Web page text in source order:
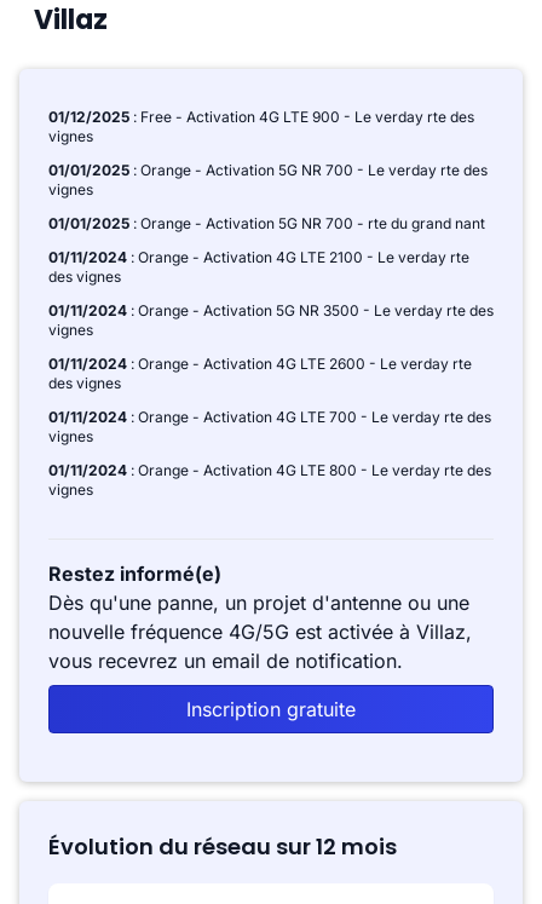
Villaz
01/12/2025 : Free - Activation 4G LTE 900 - Le verday rte des
vignes
01/01/2025 : Orange - Activation 5G NR 700 - Le verday rte des
vignes
01/01/2025 : Orange - Activation 5G NR 700 - rte du grand nant
01/11/2024 : Orange - Activation 4G LTE 2100 - Le verday rte
des vignes
01/11/2024 : Orange - Activation 5G NR 3500 - Le verday rte des
vignes
01/11/2024 : Orange - Activation 4G LTE 2600 - Le verday rte
des vignes
01/11/2024 : Orange - Activation 4G LTE 700 - Le verday rte des
vignes
01/11/2024 : Orange - Activation 4G LTE 800 - Le verday rte des
vignes
Restez informé(e)
Dès qu'une panne, un projet d'antenne ou une
nouvelle fréquence 4G/5G est activée à Villaz,
vous recevrez un email de notification.
Inscription gratuite
Évolution du réseau sur 12 mois